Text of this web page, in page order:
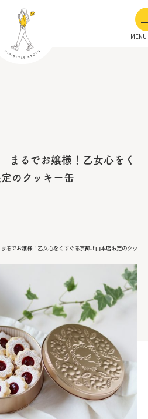
MENU
まるでお嬢様！乙女心をく
のクッキー缶
るでお嬢様！乙女心をくすぐる京都北山本店限定のクッキ